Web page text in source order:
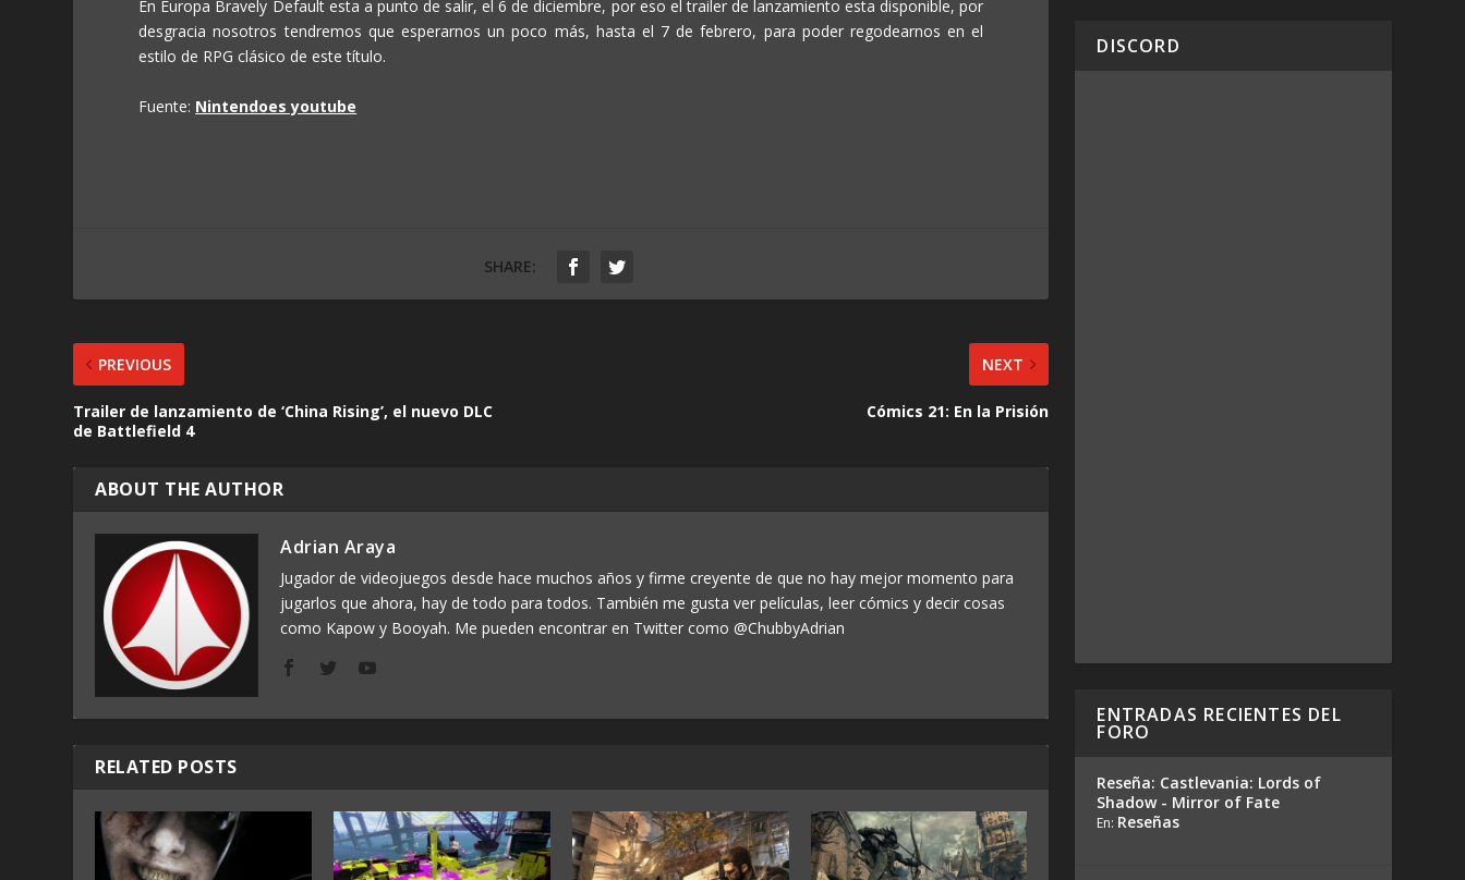
En Europa Bravely Default esta a punto de salir, el 6 de diciembre, por eso el trailer de lanzamiento esta disponible, por
desgracia nosotros tendremos que esperarnos un poco más, hasta el 7 de febrero, para poder regodearnos en el
estilo de RPG clásico de este título.
Fuente: Nintendoes youtube
SHARE:
PREVIOUS
Trailer de lanzamiento de ‘China Rising’, el nuevo DLC
de Battlefield 4
NEXT
Cómics 21: En la Prisión
ABOUT THE AUTHOR
Adrian Araya
Jugador de videojuegos desde hace muchos años y firme creyente de que no hay mejor momento para
jugarlos que ahora, hay de todo para todos. También me gusta ver películas, leer cómics y decir cosas
como Kapow y Booyah. Me pueden encontrar en Twitter como @ChubbyAdrian
RELATED POSTS
DISCORD
ENTRADAS RECIENTES DEL
FORO
Reseña: Castlevania: Lords of
Shadow - Mirror of Fate
En: Reseñas